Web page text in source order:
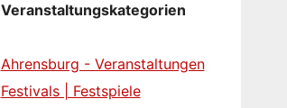
Veranstaltungskategorien
Ahrensburg - Veranstaltungen
Festivals | Festspiele